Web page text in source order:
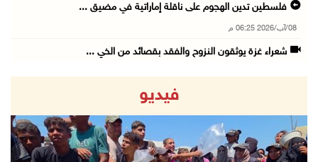
فلسطين تدين الهجوم على ناقلة إماراتية في مضيق ...
08/آب/2026 06:25 م
شعراء غزة يوثقون النزوح والفقد بقصائد من الخي ...
الجامعة العربية الأمريكية تختتم فعاليات تخريج ...
08/آب/2026 06:20 م
إصابات بالاختناق خلال اقتحام الاحتلال قرية ال ...
فيديو